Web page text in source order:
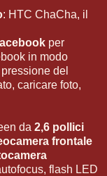
: HTC ChaCha, il
per
in modo
del
caricare foto,
da 2,6 pollici
frontale
flash LED